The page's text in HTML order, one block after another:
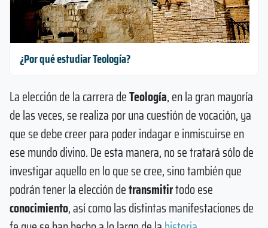
¿Por qué estudiar Teología?
La elección de la carrera deTeología, en la gran mayoría
de las veces, se realiza por una cuestión de vocación, ya
que se debe creer para poder indagar e inmiscuirse en
ese mundo divino. De esta manera, no se tratará sólo de
investigar aquello en lo que se cree, sino también que
podrán tener la elección detransmitirtodo ese
conocimiento, así como las distintas manifestaciones de